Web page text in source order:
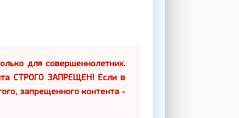
для совершеннолетних.
СТРОГО ЗАПРЕЩЕН! Если в
запрещенного контента -